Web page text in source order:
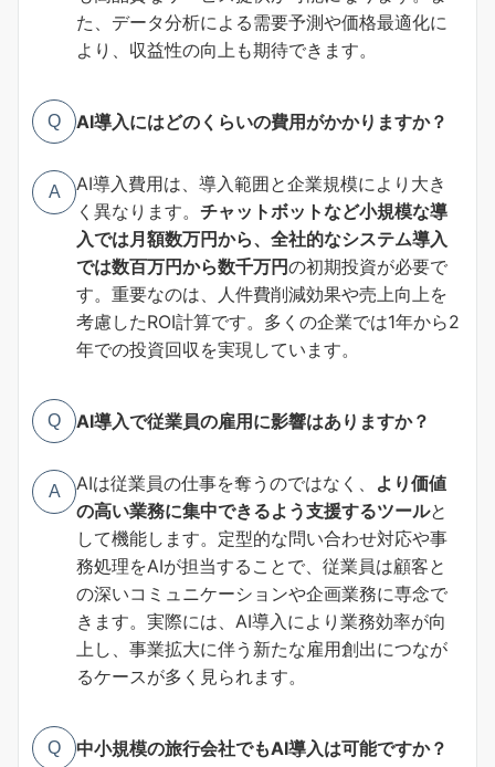
た、データ分析による需要予測や価格最適化に
より、収益性の向上も期待できます。
Q AI導入にはどのくらいの費用がかかりますか？
A
AI導入費用は、導入範囲と企業規模により大き
く異なります。 チャットボットなど小規模な導
入では月額数万円から、全社的なシステム導入
では数百万円から数千万円の初期投資が必要で
す。重要なのは、人件費削減効果や売上向上を
考慮したROI計算です。多くの企業では1年から2
年での投資回収を実現しています。
Q AI導入で従業員の雇用に影響はありますか？
A AIは従業員の仕事を奪うのではなく、 より価値
の高い業務に集中できるよう支援するツールと
して機能します。定型的な問い合わせ対応や事
務処理をAIが担当することで、従業員は顧客と
の深いコミュニケーションや企画業務に専念で
きます。実際には、AI導入により業務効率が向
上し、事業拡大に伴う新たな雇用創出につなが
るケースが多く見られます。
Q 中小規模の旅行会社でもAI導入は可能ですか？